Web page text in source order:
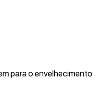
para o envelhecimento